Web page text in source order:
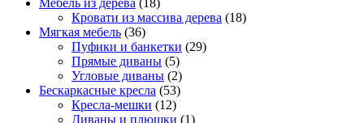
Мебель из дерева (18)
Кровати из массива дерева (18)
Мягкая мебель (36)
Пуфики и банкетки (29)
Прямые диваны (5)
Угловые диваны (2)
Бескаркасные кресла (53)
Кресла-мешки (12)
Диваны и плюшки (1)